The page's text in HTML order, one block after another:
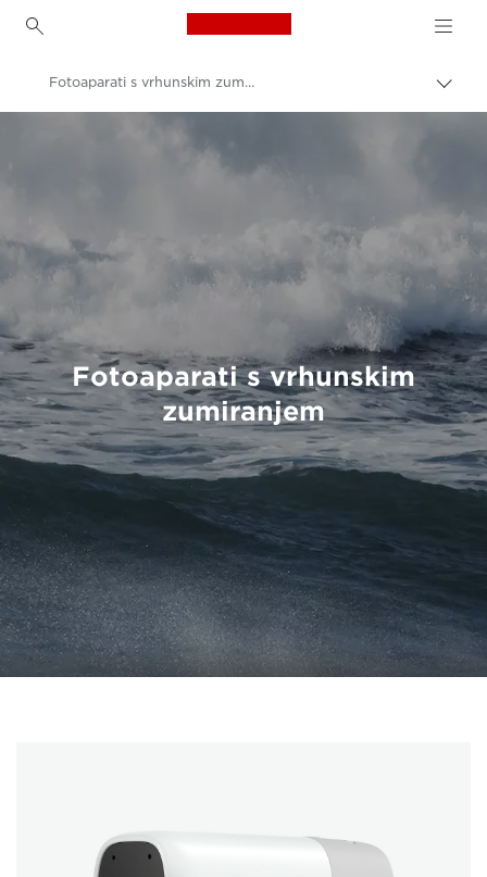
Canon Logo, back to
Fotoaparati s vrhunskim zumiranjem
Fotoaparati s vrhunskim
zumiranjem